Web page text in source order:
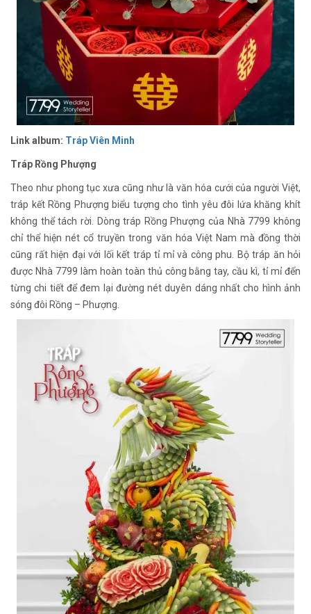
Link album: Tráp Viên Minh
Tráp Rồng Phượng
Theo như phong tục xưa cũng như là văn hóa cưới của người Việt,
tráp kết Rồng Phượng biểu tượng cho tình yêu đôi lứa khăng khít
không thể tách rời. Dòng tráp Rồng Phượng của Nhà 7799 không
chỉ thể hiện nét cổ truyền trong văn hóa Việt Nam mà đồng thời
cũng rất hiện đại với lối kết tráp tỉ mỉ và công phu. Bộ tráp ăn hỏi
được Nhà 7799 làm hoàn toàn thủ công bằng tay, cầu kì, tỉ mỉ đến
từng chi tiết để đem lại đường nét duyên dáng nhất cho hình ảnh
sóng đôi Rồng – Phượng.